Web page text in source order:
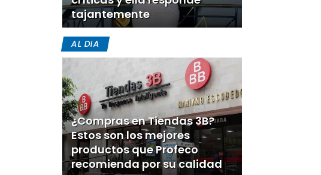
tajantemente
AL DIA
¿Compras en Tiendas 3B?
Estos son los mejores
productos que Profeco
recomienda por su calidad